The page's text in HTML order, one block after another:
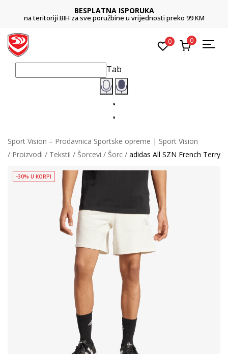
BESPLATNA ISPORUKA
na teritoriji BIH za sve poružbine u vrijednosti preko 99 KM
0 0
Tab
Sport Vision – Prodavnica Sportske opreme | Sport Vision
Proizvodi
Tekstil Šorcevi Šorc adidas All SZN French Terry
-30% U KORPI